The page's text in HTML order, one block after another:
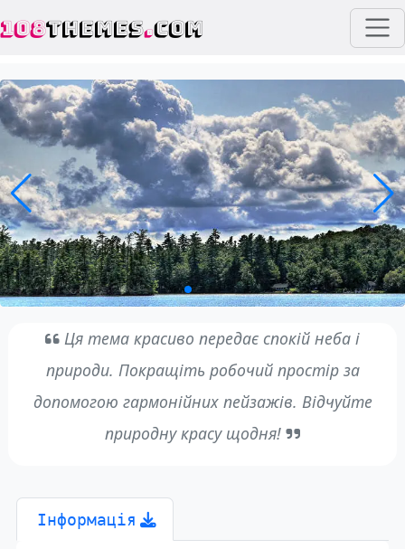
108THEMES.COM
Ця тема красиво передає спокій неба і
природи. Покращіть робочий простір за
допомогою гармонійних пейзажів. Відчуйте
природну красу щодня!
Інформація